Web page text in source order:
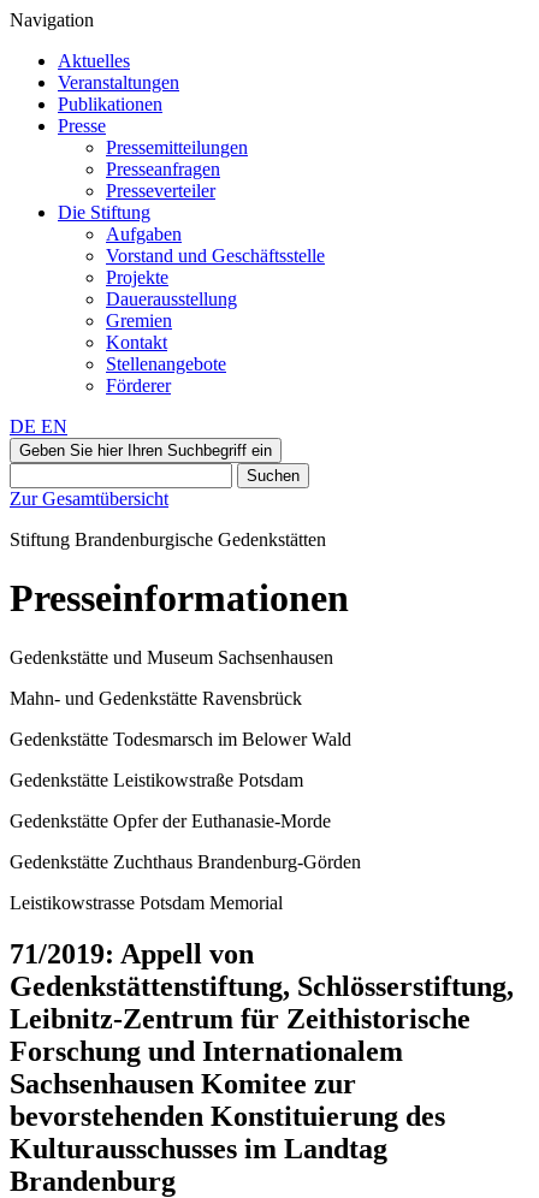
Navigation
Aktuelles
Veranstaltungen
Publikationen
Presse
Pressemitteilungen
Presseanfragen
Presseverteiler
Die Stiftung
Aufgaben
Vorstand und Geschäftsstelle
Projekte
Dauerausstellung
Gremien
Kontakt
Stellenangebote
Förderer
DE EN
Geben Sie hier Ihren Suchbegriff ein
Suchen
Zur Gesamtübersicht
Stiftung Brandenburgische Gedenkstätten
Presseinformationen
Gedenkstätte und Museum Sachsenhausen
Mahn- und Gedenkstätte Ravensbrück
Gedenkstätte Todesmarsch im Belower Wald
Gedenkstätte Leistikowstraße Potsdam
Gedenkstätte Opfer der Euthanasie-Morde
Gedenkstätte Zuchthaus Brandenburg-Görden
Leistikowstrasse Potsdam Memorial
71/2019: Appell von
Gedenkstättenstiftung, Schlösserstiftung,
Leibnitz-Zentrum für Zeithistorische
Forschung und Internationalem
Sachsenhausen Komitee zur
bevorstehenden Konstituierung des
Kulturausschusses im Landtag
Brandenburg